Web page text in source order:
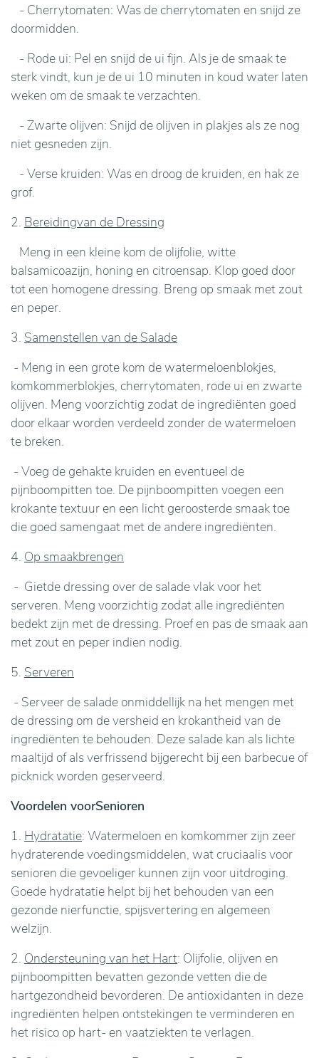
- Cherrytomaten: Was de cherrytomaten en snijd ze
doormidden.
- Rode ui: Pel en snijd de ui fijn. Als je de smaak te
sterk vindt, kun je de ui 10 minuten in koud water laten
weken om de smaak te verzachten.
- Zwarte olijven: Snijd de olijven in plakjes als ze nog
niet gesneden zijn.
- Verse kruiden: Was en droog de kruiden, en hak ze
grof.
2. Bereidingvan de Dressing
Meng in een kleine kom de olijfolie, witte
balsamicoazijn, honing en citroensap. Klop goed door
tot een homogene dressing. Breng op smaak met zout
en peper.
3. Samenstellen van de Salade
- Meng in een grote kom de watermeloenblokjes,
komkommerblokjes, cherrytomaten, rode ui en zwarte
olijven. Meng voorzichtig zodat de ingrediënten goed
door elkaar worden verdeeld zonder de watermeloen
te breken.
- Voeg de gehakte kruiden en eventueel de
pijnboompitten toe. De pijnboompitten voegen een
krokante textuur en een licht geroosterde smaak toe
die goed samengaat met de andere ingrediënten.
4. Op smaakbrengen
- Gietde dressing over de salade vlak voor het
serveren. Meng voorzichtig zodat alle ingrediënten
bedekt zijn met de dressing. Proef en pas de smaak aan
met zout en peper indien nodig.
5. Serveren
- Serveer de salade onmiddellijk na het mengen met
de dressing om de versheid en krokantheid van de
ingrediënten te behouden. Deze salade kan als lichte
maaltijd of als verfrissend bijgerecht bij een barbecue of
picknick worden geserveerd.
Voordelen voorSenioren
1. Hydratatie: Watermeloen en komkommer zijn zeer
hydraterende voedingsmiddelen, wat cruciaalis voor
senioren die gevoeliger kunnen zijn voor uitdroging.
Goede hydratatie helpt bij het behouden van een
gezonde nierfunctie, spijsvertering en algemeen
welzijn.
2. Ondersteuning van het Hart: Olijfolie, olijven en
pijnboompitten bevatten gezonde vetten die de
hartgezondheid bevorderen. De antioxidanten in deze
ingrediënten helpen ontstekingen te verminderen en
het risico op hart- en vaatziekten te verlagen.